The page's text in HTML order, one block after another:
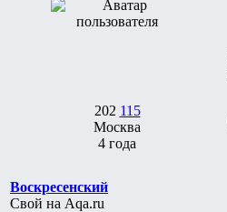
202 115
Москва
4 года
Воскресенский
Свой на Aqa.ru